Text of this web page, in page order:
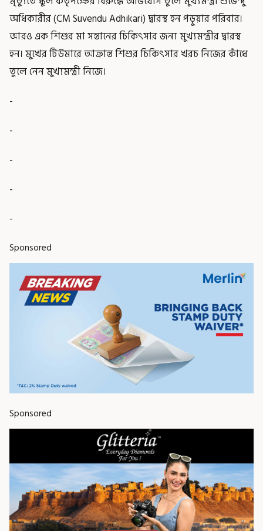
অধিকারীর (CM Suvendu Adhikari) দ্বারস্থ হন পড়ুয়ার পরিবার।
আরও এক শিশুর মা সন্তানের চিকিৎসার জন্য মুখ্যমন্ত্রীর দ্বারস্থ
হন। মুখের টিউমারে আক্রান্ত শিশুর চিকিৎসার খরচ নিজের কাঁধে
তুলে নেন মুখ্যমন্ত্রী নিজে।
-
-
-
-
-
Sponsored
Sponsored